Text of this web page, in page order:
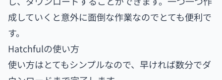
成していくと意外に面倒な作業なのでとても便利で
す。
Hatchfulの使い方
使い方はとてもシンプルなので、早ければ数分でダ